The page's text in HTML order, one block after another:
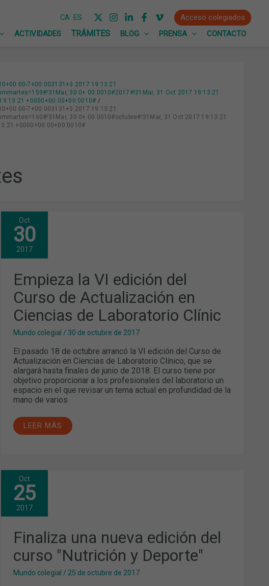
CA ES
Acceso colegiados
ACTIVIDADES BLOG PRENSA CONTACTO
7+00:003131+3 2017 19:13:21
30 0+ 00:0010#2017#!31Mar, 31 Oct 2017 19:13:21
+0000+00:00+00:0010#
7+00:003131+3 2017 19:13:21
30 0+ 00:0010#octubre#!31Mar, 31 Oct 2017 19:13:21
+0000+00:00+00:0010#
Oct
30
2017
Empieza la VI edición del
Curso de Actualización en
Ciencias de Laboratorio Clínic
Mundo colegial / 30 de octubre de 2017
El pasado 18 de octubre arrancó la VI edición del Curso de
Actualización en Ciencias de Laboratorio Clínico, que se
alargará hasta finales de junio de 2018. El curso tiene por
objetivo proporcionar a los profesionales del laboratorio un
espacio en el que revisar un tema actual en profundidad de la
mano de varios
EMPIEZA
LA
VI
EDICIÓN
DEL
ACTUALIZACIÓN
EN
CIENCIAS
DE
LABORATORIO
CLÍNIC
LEER MÁS
Oct
25
2017
Finaliza una nueva edición del
curso "Nutrición y Deporte"
Mundo colegial / 25 de octubre de 2017
FINALIZA
UNA
NUEVA
EDICIÓN
DEL
"NUTRICIÓN